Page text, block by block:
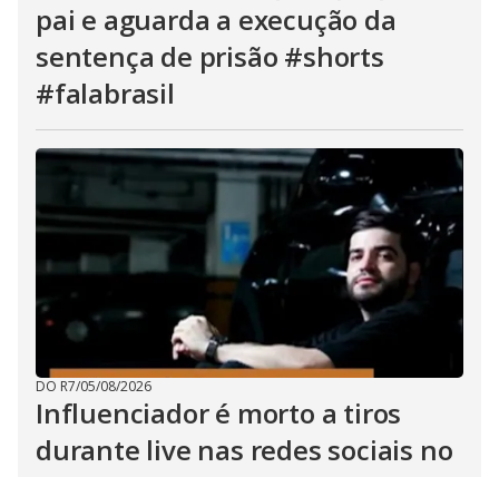
pai e aguarda a execução da
sentença de prisão #shorts
#falabrasil
DO R7/05/08/2026
Influenciador é morto a tiros
durante live nas redes sociais no